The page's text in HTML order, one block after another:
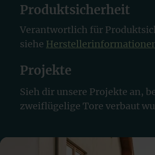
Produktsicherheit
Verantwortlich für
siehe
Projekte
Sieh dir unsere Projekte an,
zweiflügelige Tore verbaut